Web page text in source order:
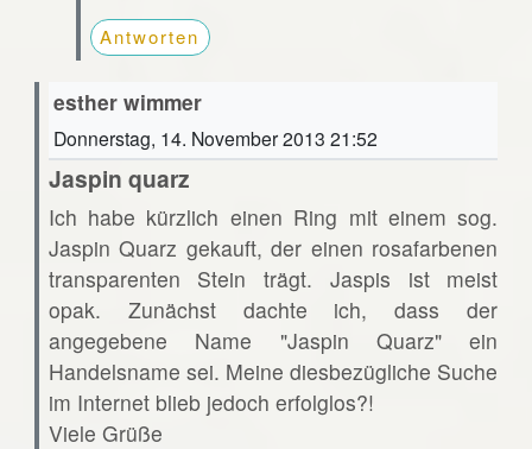
Antworten
esther wimmer
Donnerstag, 14. November 2013 21:52
Jaspin quarz
Ich habe kürzlich einen Ring mit einem sog.
Jaspin Quarz gekauft, der einen rosafarbenen
transparenten Stein trägt. Jaspis ist meist
opak. Zunächst dachte ich, dass der
angegebene Name "Jaspin Quarz" ein
Handelsname sei. Meine diesbezügliche Suche
im Internet blieb jedoch erfolglos?!
Viele Grüße